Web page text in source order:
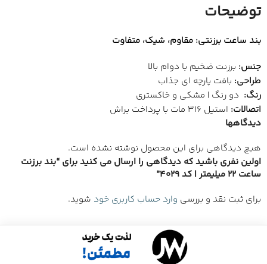
توضیحات
بند ساعت برزنتی: مقاوم، شیک، متفاوت
جنس: برزنت ضخیم با دوام بالا
طراحی: بافت پارچه ای جذاب
رنگ: دو رنگ | مشکی و خاکستری
اتصالات: استیل 316 مات با پرداخت براش
دیدگاهها
هیچ دیدگاهی برای این محصول نوشته نشده است.
اولین نفری باشید که دیدگاهی را ارسال می کنید برای “بند برزنت
ساعت 22 میلیمتر | کد 4029”
برای ثبت نقد و بررسی وارد حساب کاربری خود شوید.